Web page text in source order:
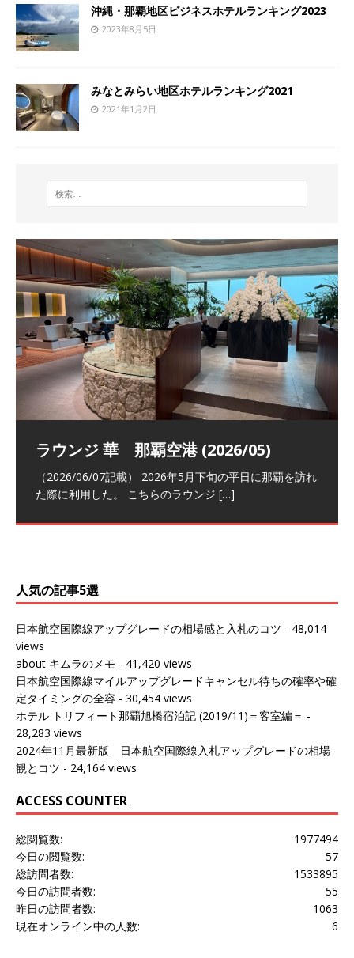
沖縄・那覇地区ビジネスホテルランキング2023
2023年8月5日
みなとみらい地区ホテルランキング2021
2021年1月2日
祝！日本航空・マリオットの戦略パー
トナーシップによるFOP無料付与とス
テイタスマッチ
ラウンジ 華 那覇空港 (2026/05)
（2026/06/07記載） 2026年5月下旬の平日に那覇を訪れ
た際に利用した。 こちらのラウンジ […]
The Coral Executive Lounge スワ
ンナプーム国際空港国内線ラウンジ
(2026/01)
日本航空 羽田空港国際線ファースト
クラスラウンジ (2026/01)
（2026/03/18記載） 2026年1月、毎年恒例の新年の羽田
バンコクエアウェイズ スワンナプー
ム国際空港国内線ラウンジ (2026/01)
（2026/03/13記載） 2026年1月上旬にバンコク経由でチ
人気の記事5選
日本航空国際線アップグレードの相場感と入札のコツ - 48,014
views
about キムラのメモ - 41,420 views
日本航空国際線マイルアップグレードキャンセル待ちの確率や確
定タイミングの全容 - 30,454 views
ホテル トリフィート那覇旭橋宿泊記 (2019/11)＝客室編＝ -
28,283 views
2024年11月最新版 日本航空国際線入札アップグレードの相場
観とコツ - 24,164 views
ACCESS COUNTER
1977494
総閲覧数:
57
今日の閲覧数:
1533895
総訪問者数:
55
今日の訪問者数:
1063
昨日の訪問者数:
6
現在オンライン中の人数: